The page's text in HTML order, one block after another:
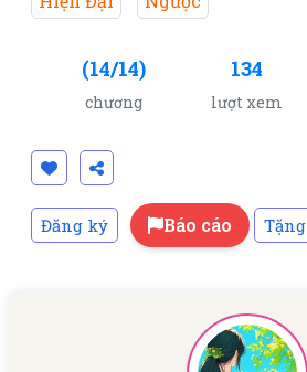
(14/14)
chương
134
lượt xem
Đăng ký Báo cáo Tặng